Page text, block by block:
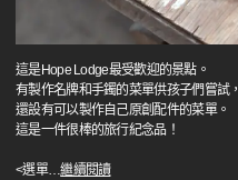
這是Hope Lodge最受歡迎的景點。
有製作名牌和手鐲的菜單供孩子們嘗試，
還設有可以製作自己原創配件的菜單。
這是一件很棒的旅行紀念品！
<選單…繼續閱讀